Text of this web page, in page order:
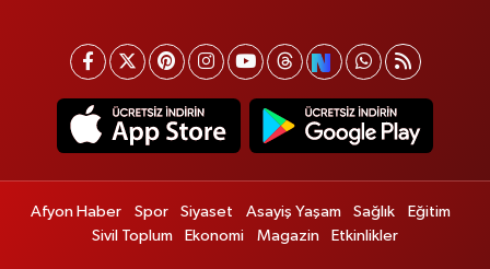
Afyon Haber Spor Siyaset Asayiş Yaşam Sağlık
Eğitim
Sivil Toplum
Ekonomi Magazin Etkinlikler